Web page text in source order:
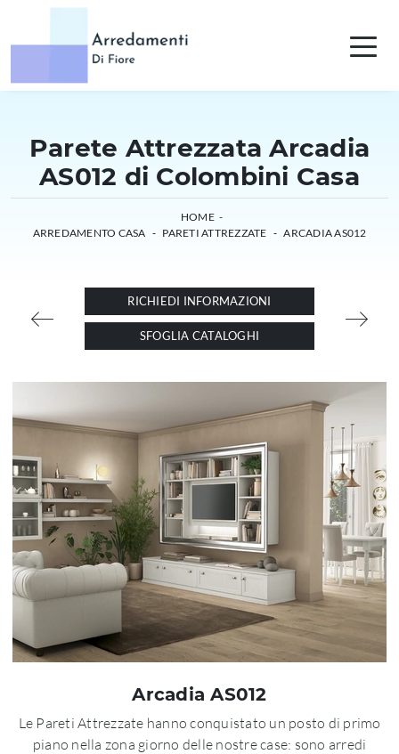
Parete Attrezzata Arcadia
AS012 di Colombini Casa
HOME -
ARREDAMENTO CASA - PARETI ATTREZZATE - ARCADIA AS012
RICHIEDI INFORMAZIONI
SFOGLIA CATALOGHI
Arcadia AS012
Le Pareti Attrezzate hanno conquistato un posto di primo
piano nella zona giorno delle nostre case: sono arredi